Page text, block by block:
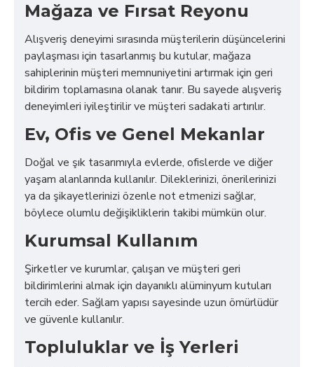
Mağaza ve Fırsat Reyonu
Alışveriş deneyimi sırasında müşterilerin düşüncelerini
paylaşması için tasarlanmış bu kutular, mağaza
sahiplerinin müşteri memnuniyetini artırmak için geri
bildirim toplamasına olanak tanır. Bu sayede alışveriş
deneyimleri iyileştirilir ve müşteri sadakati artırılır.
Ev, Ofis ve Genel Mekanlar
Doğal ve şık tasarımıyla evlerde, ofislerde ve diğer
yaşam alanlarında kullanılır. Dileklerinizi, önerilerinizi
ya da şikayetlerinizi özenle not etmenizi sağlar,
böylece olumlu değişikliklerin takibi mümkün olur.
Kurumsal Kullanım
Şirketler ve kurumlar, çalışan ve müşteri geri
bildirimlerini almak için dayanıklı alüminyum kutuları
tercih eder. Sağlam yapısı sayesinde uzun ömürlüdür
ve güvenle kullanılır.
Topluluklar ve İş Yerleri